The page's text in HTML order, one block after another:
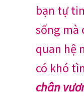
bạn tự
sống mà
quan hệ
có khó
chân